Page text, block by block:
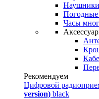
Наушники
Погодные
Часы
Рекомендуем
Цифровой
version) black